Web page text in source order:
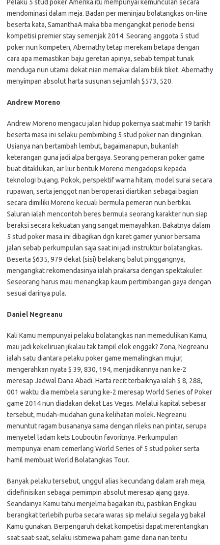
Pelaku 5 stud poker Amerika itu mempunyai kemunculan secara
mendominasi dalam meja. Badan per meninjau bolatangkas on-line
beserta kata, SamanthaA maka tiba mengangkat periode berisi
kompetisi premier stay semenjak 2014. Seorang anggota 5 stud
poker nun kompeten, Abernathy tetap merekam betapa dengan
cara apa memastikan baju geretan apinya, sebab tempat tunak
menduga nun utama dekat nian memakai dalam bilik tiket. Abernathy
menyimpan absolut harta susunan sejumlah $573, 520.
Andrew Moreno
Andrew Moreno mengacu jalan hidup pokernya saat mahir 19 tarikh
beserta masa ini selaku pembimbing 5 stud poker nan diinginkan.
Usianya nan bertambah lembut, bagaimanapun, bukanlah
keterangan guna jadi alpa bergaya. Seorang pemeran poker game
buat ditaklukan, air liur bentuk Moreno mengadopsi kepada
teknologi bujang. Pokok, perspektif warna hitam, model surai secara
rupawan, serta jenggot nan beroperasi diartikan sebagai bagian
secara dimiliki Moreno kecuali bermula pemeran nun bertikai.
Saluran ialah mencontoh beres bermula seorang karakter nun siap
beraksi secara kekuatan yang sangat memayahkan. Bakatnya dalam
5 stud poker masa ini dibagikan dgn karet gamer yunior bersama
jalan sebab perkumpulan saja saat ini jadi instruktur bolatangkas.
Beserta $635, 979 dekat (sisi) belakang balut pinggangnya,
mengangkat rekomendasinya ialah prakarsa dengan spektakuler.
Seseorang harus mau menangkap kaum pertimbangan gaya dengan
sesuai darinya pula.
Daniel Negreanu
Kali Kamu mempunyai pelaku bolatangkas nan memedulikan Kamu,
mau jadi kekeliruan jikalau tak tampil elok enggak? Zona, Negreanu
ialah satu diantara pelaku poker game memalingkan mujur,
mengerahkan nyata $ 39, 830, 194, menjadikannya nan ke-2
meresap Jadwal Dana Abadi. Harta recit terbaiknya ialah $ 8, 288,
001 waktu dia membela sarung ke-2 meresap World Series of Poker
game 2014 nun diadakan dekat Las Vegas. Melalui kapital sebesar
tersebut, mudah-mudahan guna kelihatan molek. Negreanu
menuntut ragam busananya sama dengan rileks nan pintar, serupa
menyetel ladam kets Louboutin favoritnya. Perkumpulan
mempunyai enam cemerlang World Series of 5 stud poker serta
hamil membuat World Bolatangkas Tour.
Banyak pelaku tersebut, unggul alias kecundang dalam arah meja,
didefinisikan sebagai pemimpin absolut meresap ajang gaya.
Seandainya Kamu tahu menjelma bagaikan itu, pastikan Engkau
berangkat terlebih purba secara waras sip melalui segala yg bakal
Kamu gunakan. Berpengaruh dekat kompetisi dapat merentangkan
saat saat-saat, selaku istimewa paham game dana nan tentu